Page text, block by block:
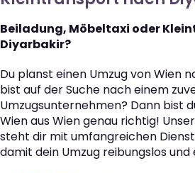
Beiladung, Möbeltaxi oder
Diyarbakir?
Du planst einen Umzug von Wien
bist auf der Suche nach einem
Umzugsunternehmen? Dann bist
Wien aus Wien genau richtig!
steht dir mit umfangreichen
damit dein Umzug reibungslos